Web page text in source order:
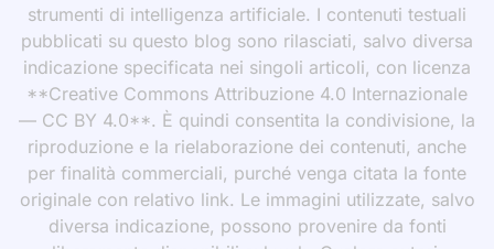
strumenti di intelligenza artificiale. I contenuti testuali
pubblicati su questo blog sono rilasciati, salvo diversa
indicazione specificata nei singoli articoli, con licenza
**Creative Commons Attribuzione 4.0 Internazionale
— CC BY 4.0**. È quindi consentita la condivisione, la
riproduzione e la rielaborazione dei contenuti, anche
per finalità commerciali, purché venga citata la fonte
originale con relativo link. Le immagini utilizzate, salvo
diversa indicazione, possono provenire da fonti